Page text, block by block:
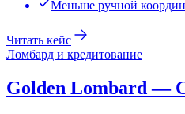
Меньше ручной
Читать кейс
Ломбард и кредитование
Golden Lombard —